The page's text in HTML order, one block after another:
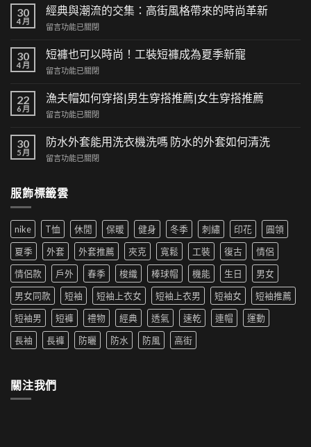
30
4 月
經典與潮流的交集：高街風格帶來的時尚革新
在
典
與
潮
的
交
集：
街
風
來
尚
革
新〉
中
留言功能已關閉
30
4 月
短褲也可以時尚！工裝短褲成為夏季新寵
在
褲
也
可
時
尚！
工
短
褲
為
夏
季
新
寵〉
中
留言功能已關閉
22
6 月
漁夫帽如何穿搭|男生穿搭推薦|女生穿搭推薦
在
夫
帽
如
搭|
生
穿
搭
推
薦|
女
生
穿
推
薦〉
中
留言功能已關閉
30
5 月
防水外套能用洗衣機洗嗎 防水的外套如何清洗
在
外
用
洗
衣
機
嗎
防
水
外
套
清
洗〉
留言功能已關閉
服飾標籤雲
nike T恤 休閒 保暖 健身 冬季 刺繡 印花
圓領
夏季
外套 外套推薦 夾克 寬鬆 工裝 復古
情侶
情侶款
戶外 春季 梭織 棒球帽 機能 生日
男女
男女同款
短袖 短袖上衣女 短袖上衣男 短袖女
短袖推薦
短袖男
短褲 禮物 經典 透氣 速乾 連帽
運動
長袖
長褲 防曬 防水 防風 高街
關注我們